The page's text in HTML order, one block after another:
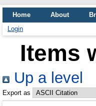
Home About
Login
Items
Up a level
Export as